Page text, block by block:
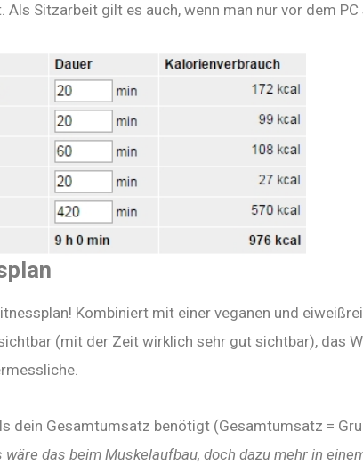
Sitzarbeit gilt es auch, wenn man nur vor dem
Kombiniert mit einer veganen und
(mit der Zeit wirklich sehr gut sichtbar), das
dein Gesamtumsatz benötigt (Gesamtumsatz =
wäre das beim Muskelaufbau, doch dazu mehr in